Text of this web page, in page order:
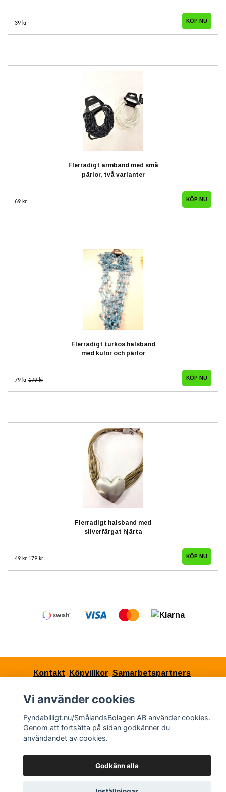
39 kr
Flerradigt armband med små
pärlor, två varianter
69 kr
Flerradigt turkos halsband
med kulor och pärlor
79 kr 179 kr
Flerradigt halsband med
silverfärgat hjärta
49 kr 179 kr
Kontakt Köpvillkor Samarbetspartners
© Copyright 2026 Fyndabilligt.nu/SmålandsBolagen
AB
Vi använder cookies
Fyndabilligt.nu/SmålandsBolagen AB använder cookies.
Genom att fortsätta på sidan godkänner du
användandet av cookies.
Godkänn alla